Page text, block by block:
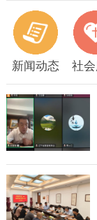
新闻动态 社